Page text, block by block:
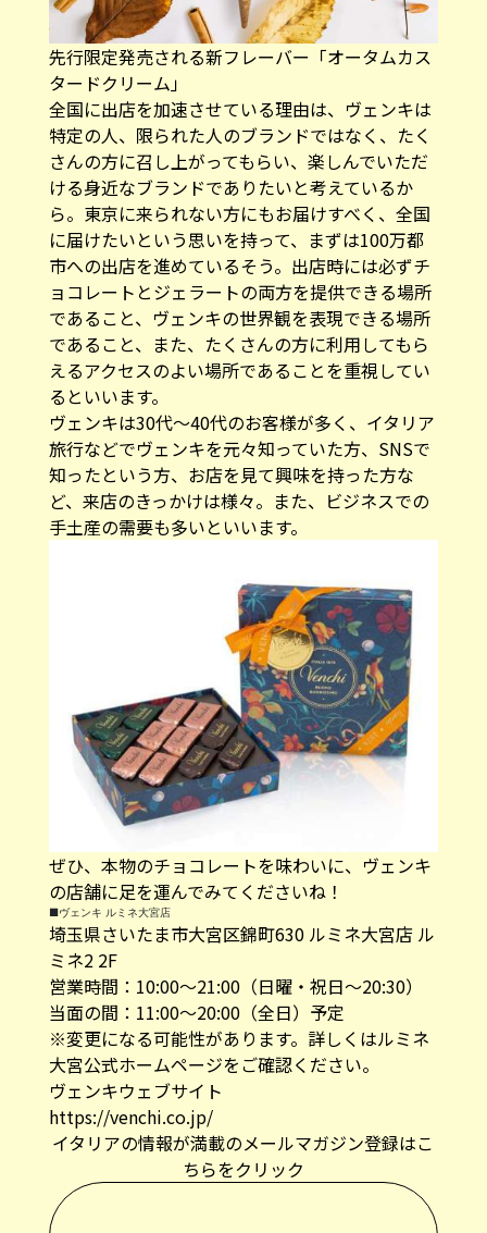
先行限定発売される新フレーバー「オータムカス
タードクリーム」
全国に出店を加速させている理由は、ヴェンキは
特定の人、限られた人のブランドではなく、たく
さんの方に召し上がってもらい、楽しんでいただ
ける身近なブランドでありたいと考えているか
ら。東京に来られない方にもお届けすべく、全国
に届けたいという思いを持って、まずは100万都
市への出店を進めているそう。出店時には必ずチ
ョコレートとジェラートの両方を提供できる場所
であること、ヴェンキの世界観を表現できる場所
であること、また、たくさんの方に利用してもら
えるアクセスのよい場所であることを重視してい
るといいます。
ヴェンキは30代～40代のお客様が多く、イタリア
旅行などでヴェンキを元々知っていた方、SNSで
知ったという方、お店を見て興味を持った方な
ど、来店のきっかけは様々。また、ビジネスでの
手土産の需要も多いといいます。
ぜひ、本物のチョコレートを味わいに、ヴェンキ
の店舗に足を運んでみてくださいね！
■ヴェンキ ルミネ大宮店
埼玉県さいたま市大宮区錦町630 ルミネ大宮店 ル
ミネ2 2F
営業時間：10:00～21:00（日曜・祝日〜20:30）
当面の間：11:00～20:00（全日）予定
※変更になる可能性があります。詳しくはルミネ
大宮公式ホームページをご確認ください。
ヴェンキウェブサイト
https://venchi.co.jp/
イタリアの情報が満載のメールマガジン登録はこ
ちらをクリック